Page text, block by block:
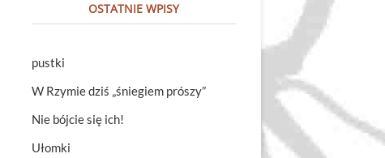
OSTATNIE WPISY
pustki
W Rzymie dziś „śniegiem prószy”
Nie bójcie się ich!
Ułomki